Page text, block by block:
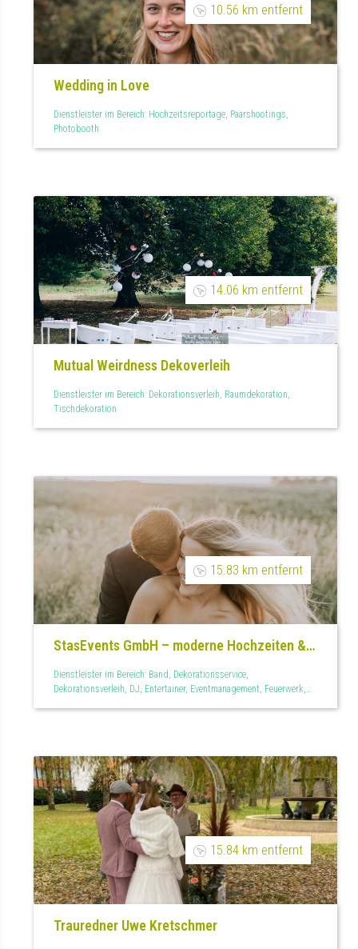
10.56 km entfernt
Wedding in Love
Dienstleister im Bereich: Hochzeitsreportage, Paarshootings,
Photobooth
14.06 km entfernt
Mutual Weirdness Dekoverleih
Dienstleister im Bereich: Dekorationsverleih, Raumdekoration,
Tischdekoration
15.83 km entfernt
StasEvents GmbH – moderne Hochzeiten &
Events
Dienstleister im Bereich: Band, Dekorationsservice,
Dekorationsverleih, DJ, Entertainer, Eventmanagement, Feuerwerk,
Raumdekoration, Sängerin, Teilplanung, Tischdekoration,
Trauredner
15.84 km entfernt
Trauredner Uwe Kretschmer